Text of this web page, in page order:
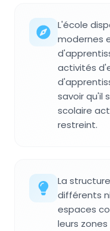
L'école
modernes
activités
savoir qu'il
scolaire
restreint.
La
différents
espaces
leurs